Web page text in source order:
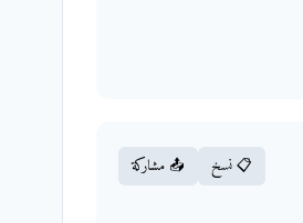
📋 نسخ 📤 مشاركة